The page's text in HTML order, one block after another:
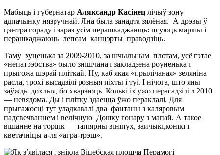
Мабыць і губернатар Аляксандр Касінец лічыў зону
адпачынку нязручнай. Яна была занадта зялёная. А дрэвы ў
цэнтра гораду і зараз усім перашкаджаюць: псуюць маршы і
перашкаджаюць лепсам канцэрты праводзіць.
Таму хуценька за 2009-2010, за шчыльным плотам, усё гэтае
«непатрэбства» было знішчана і закладзена роўненька і
прыгожа шэрай пліткай. Ну, каб якая «прылічаная» зеляніна
расла, трохі высадзілі розныя піхты і туі. І нічога, што яны
заўжды дохлыя, бо хварэюць. Колькі іх ужо перасадзілі з 2010
— невядома. Ды і плітку здаецца ўжо пераклалі. Для
прыгажосці тут уладкавалі два фантаны з каляровым
падсвечваннем і велічную Дошку гонару з мапай. А такое
вішанне на торцік — тапіярны вініпух, зайчыкі,конікі і
кветачніцы а-ля «агра-трэш».